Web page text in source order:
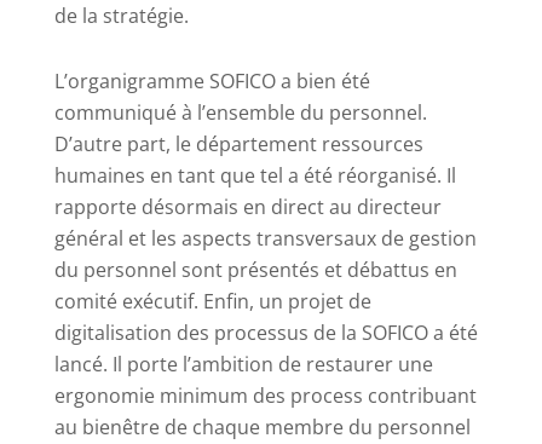
de la stratégie.
L’organigramme SOFICO a bien été
communiqué à l’ensemble du personnel.
D’autre part, le département ressources
humaines en tant que tel a été réorganisé. Il
rapporte désormais en direct au directeur
général et les aspects transversaux de gestion
du personnel sont présentés et débattus en
comité exécutif. Enfin, un projet de
digitalisation des processus de la SOFICO a été
lancé. Il porte l’ambition de restaurer une
ergonomie minimum des process contribuant
au bienêtre de chaque membre du personnel